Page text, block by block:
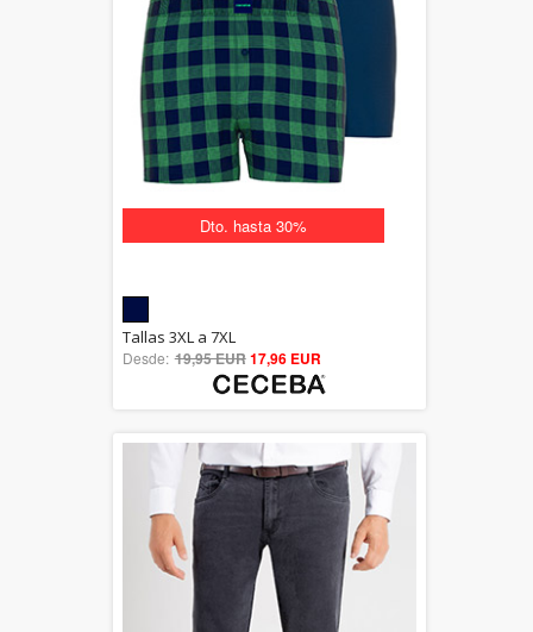
Dto. hasta 30%
5.00
out of 5
Tallas 3XL a 7XL
Desde: 19,95 EUR17,96 EUR